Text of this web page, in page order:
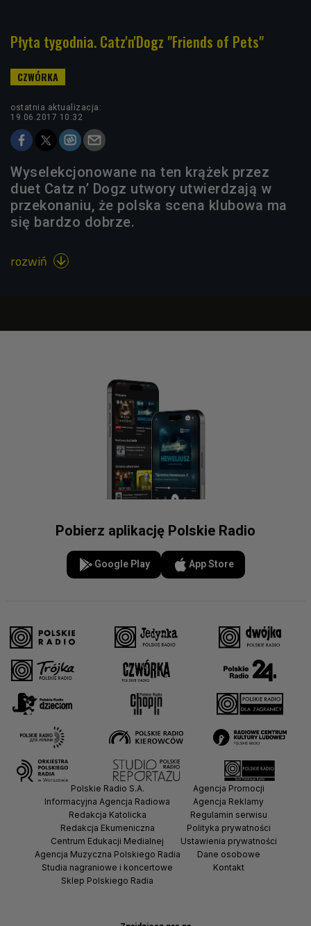
Płyta tygodnia. Catz'n'Dogz "Friends of Pets"
ostatnia aktualizacja:
19.06.2017 10:32
Wyselekcjonowane na ten krążek przez
duet Catz n’ Dogz utwory utwierdzają w
przekonaniu, że polska scena klubowa ma
się bardzo dobrze.
rozwiń 
Pobierz aplikację Polskie Radio
Google Play App Store
Polskie Radio S.A.
Informacyjna Agencja Radiowa
Redakcja Katolicka
Redakcja Ekumeniczna
Centrum Edukacji Medialnej
Agencja Muzyczna Polskiego Radia
Studia nagraniowe i koncertowe
Sklep Polskiego Radia
Agencja Promocji
Agencja Reklamy
Regulamin serwisu
Polityka prywatności
Ustawienia prywatności
Dane osobowe
Kontakt